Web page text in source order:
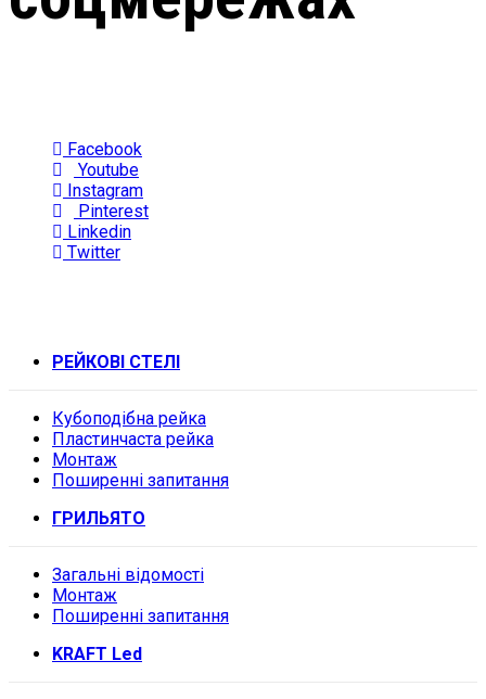
Facebook
Youtube
Instagram
Pinterest
Linkedin
Twitter
РЕЙКОВІ СТЕЛІ
Кубоподібна рейка
Пластинчаста рейка
Монтаж
Поширенні запитання
ГРИЛЬЯТО
Загальні відомості
Монтаж
Поширенні запитання
KRAFT Led